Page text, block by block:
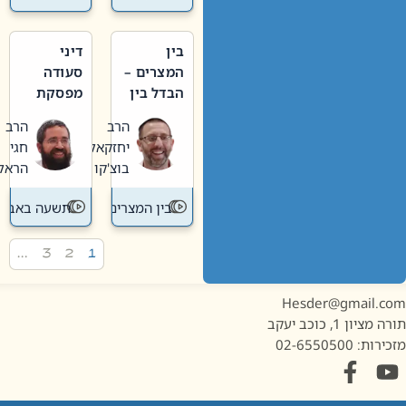
בין
המצרים –
הבדל בין
חדשה
לישנה
הרב
יחזקאל
בוצ'קו
בין המצרים
דיני
סעודה
מפסקת
תשעה
באב
הרב
חגי
הראל
תשעה באב
1, כוכב יעקב
02-6550500